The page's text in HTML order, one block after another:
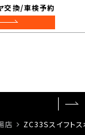
交換/車検予約
店 ZC33Sスイフト